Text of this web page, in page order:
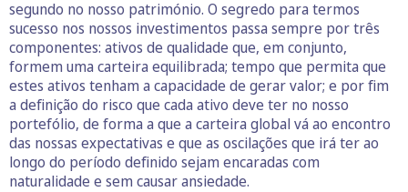
segundo no nosso património. O segredo para termos
sucesso nos nossos investimentos passa sempre por três
componentes: ativos de qualidade que, em conjunto,
formem uma carteira equilibrada; tempo que permita que
estes ativos tenham a capacidade de gerar valor; e por fim
a definição do risco que cada ativo deve ter no nosso
portefólio, de forma a que a carteira global vá ao encontro
das nossas expectativas e que as oscilações que irá ter ao
longo do período definido sejam encaradas com
naturalidade e sem causar ansiedade.